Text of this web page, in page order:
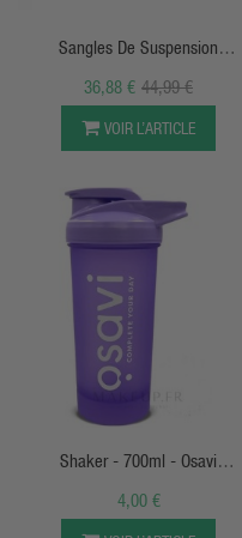
Sangles De Suspension
Polyvalentes P2 021 TREC
44,99 €
36,88 €
VOIR L’ARTICLE
APERÇU RAPIDE
Shaker - 700ml - Osavi
NutritionOSAVI
4,00 €